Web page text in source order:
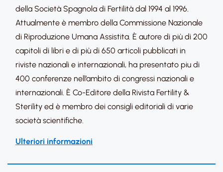
della Società Spagnola di Fertilità dal 1994 al 1996.
Attualmente è membro della Commissione Nazionale
di Riproduzione Umana Assistita. È autore di più di 200
capitoli di libri e di più di 650 articoli pubblicati in
riviste nazionali e internazionali, ha presentato piu di
400 conferenze nell’ambito di congressi nazionali e
internazionali. È Co-Editore della Rivista Fertility &
Sterility ed è membro dei consigli editoriali di varie
società scientifiche.
Ulteriori informazioni